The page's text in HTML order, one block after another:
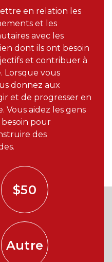
en relation les
et les
avec les
dont ils ont besoin
et contribuer à
Lorsque vous
donnez aux
et de progresser en
Vous aidez les gens
pour
des
$50
Autre